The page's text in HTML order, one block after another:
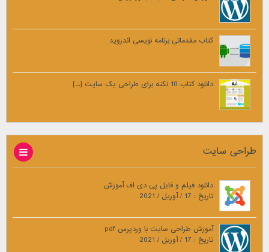
کتاب مقدماتی برنامه نویسی اندروید
دانلود کتاب 10 نکته برای طراحی یک سایت [...]
طراحی سایت
دانلود فیلم و فایل پی دی اف آموزش
تاریخ : 17 / آوریل / 2021
آموزش طراحی سایت با وردپرس pdf
تاریخ : 17 / آوریل / 2021